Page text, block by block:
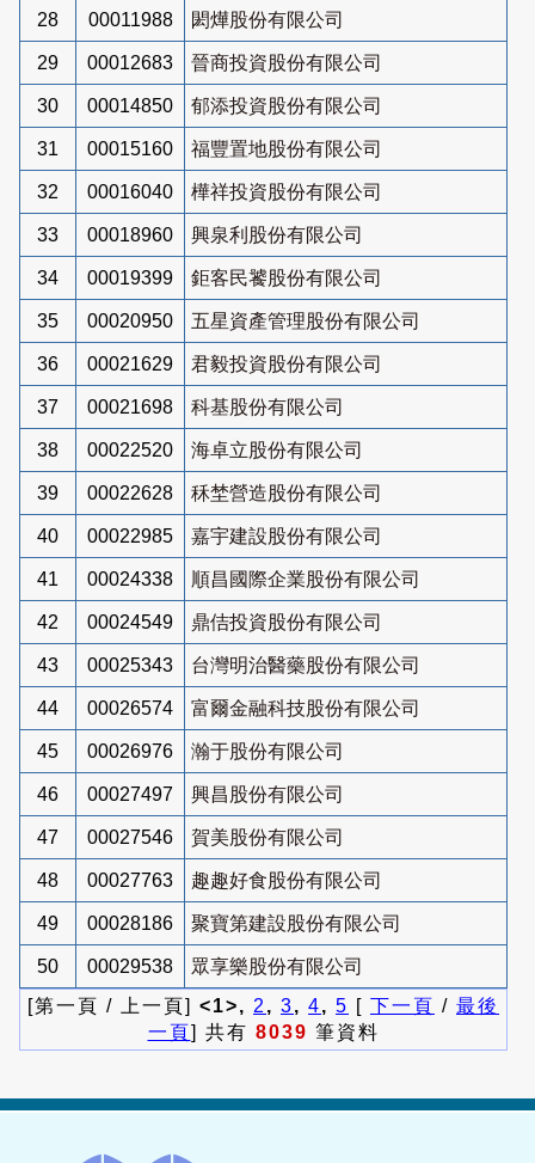
28 00011988 閎燁股份有限公司
29 00012683 晉商投資股份有限公司
30 00014850 郁添投資股份有限公司
31 00015160 福豐置地股份有限公司
32 00016040 樺祥投資股份有限公司
33 00018960 興泉利股份有限公司
34 00019399 鉅客民饕股份有限公司
35 00020950 五星資產管理股份有限公司
36 00021629 君毅投資股份有限公司
37 00021698 科基股份有限公司
38 00022520 海卓立股份有限公司
39 00022628 秝埜營造股份有限公司
40 00022985 嘉宇建設股份有限公司
41 00024338 順昌國際企業股份有限公司
42 00024549 鼎佶投資股份有限公司
43 00025343 台灣明治醫藥股份有限公司
44 00026574 富爾金融科技股份有限公司
45 00026976 瀚于股份有限公司
46 00027497 興昌股份有限公司
47 00027546 賀美股份有限公司
48 00027763 趣趣好食股份有限公司
49 00028186 聚寶第建設股份有限公司
50 00029538
眾享樂股份有限公司
[第一頁 / 上一頁] <1>, 2 , 3, 4, 5 [ 下一頁 / 最後
一頁] 共有 8039 筆資料